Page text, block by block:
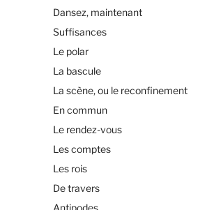
Dansez, maintenant
Suffisances
Le polar
La bascule
La scène, ou le reconfinement
En commun
Le rendez-vous
Les comptes
Les rois
De travers